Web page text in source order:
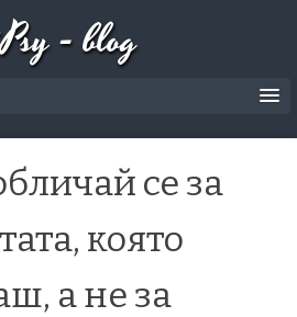
- blog
се за
която
а не за